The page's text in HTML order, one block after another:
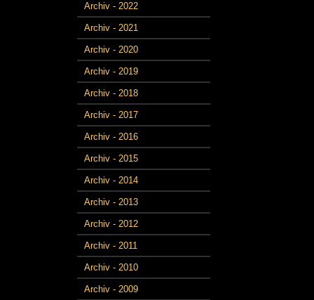
Archiv - 2022
Archiv - 2021
Archiv - 2020
Archiv - 2019
Archiv - 2018
Archiv - 2017
Archiv - 2016
Archiv - 2015
Archiv - 2014
Archiv - 2013
Archiv - 2012
Archiv - 2011
Archiv - 2010
Archiv - 2009